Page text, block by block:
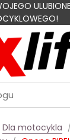
Dla motocykla